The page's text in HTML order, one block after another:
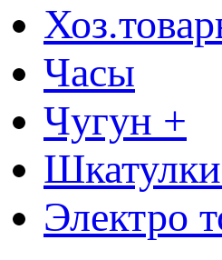
Часы
Чугун +
Электро